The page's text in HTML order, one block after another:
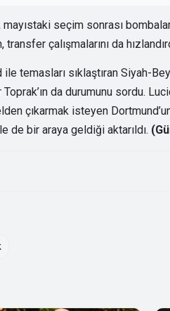
mayıstaki seçim sonrası
çalışmalarını da
temasları sıklaştıran Siyah-
da durumunu sordu.
çıkarmak isteyen
de bir araya geldiği aktarıldı.